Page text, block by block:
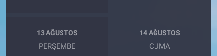
13 AĞUSTOS
PERŞEMBE
14 AĞUSTOS
CUMA